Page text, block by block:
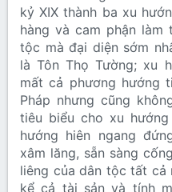
kỷ XIX thành ba xu
hàng và cam phận
tộc mà đại diện sớm
là Tôn Thọ Tường; xu
mất cả phương hướng
Pháp nhưng cũng
tiêu biểu cho xu
hướng hiên ngang
xâm lăng, sẵn sàng
liêng của dân tộc tất cả
kể cả tài sản và tính